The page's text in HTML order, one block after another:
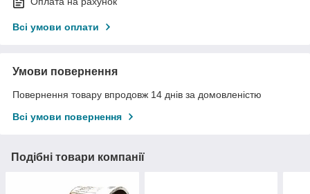
Всі умови оплати
Умови повернення
Повернення товару впродовж 14 днів за домовленістю
Всі умови повернення
Подібні товари компанії